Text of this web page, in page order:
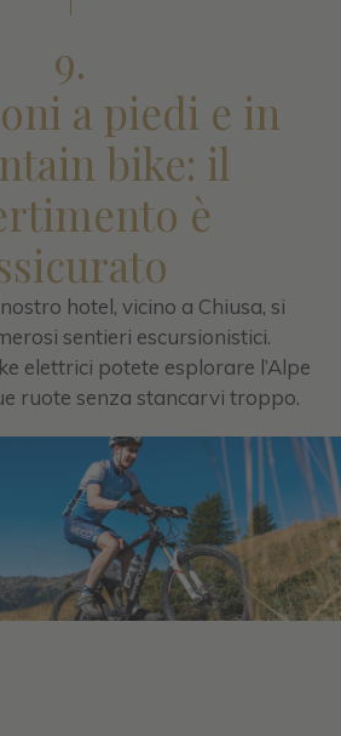
9.
a piedi e in
bike: il
è
hotel, vicino a Chiusa, si
sentieri escursionistici.
elettrici potete esplorare l’Alpe
ruote senza stancarvi troppo.